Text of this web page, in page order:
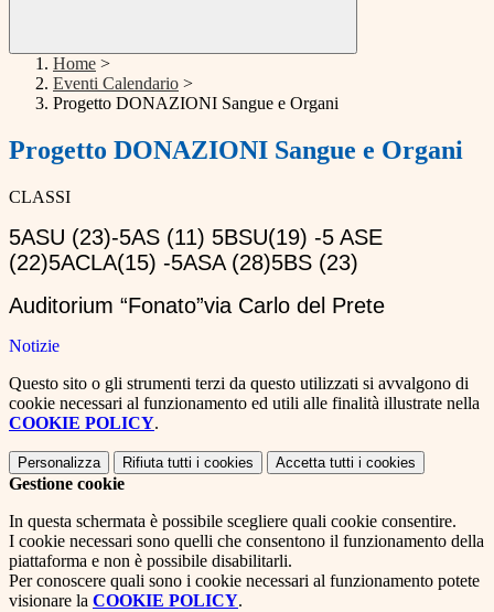
Home >
Eventi Calendario >
Progetto DONAZIONI Sangue e Organi
Progetto DONAZIONI Sangue e Organi
CLASSI
5ASU (23)-5AS (11) 5BSU(19) -5 ASE
(22)5ACLA(15) -5ASA(28)5BS (23)
Auditorium “Fonato”via Carlo del Prete
Notizie
Questo sito o gli strumenti terzi da questo utilizzati si avvalgono di
cookie necessari al funzionamento ed utili alle finalità illustrate nella
COOKIE POLICY.
Personalizza Rifiuta tutti i cookies Accetta tutti i cookies
Gestione cookie
In questa schermata è possibile scegliere quali cookie consentire.
I cookie necessari sono quelli che consentono il funzionamento della
piattaforma e non è possibile disabilitarli.
Per conoscere quali sono i cookie necessari al funzionamento potete
visionare la COOKIE POLICY.